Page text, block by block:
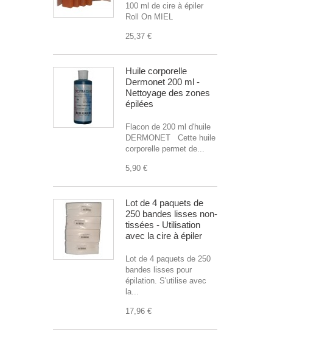
100 ml de cire à épiler
Roll On MIEL
25,37 €
Huile corporelle
Dermonet 200 ml -
Nettoyage des zones
épilées
Flacon de 200 ml d'huile
DERMONET Cette huile
corporelle permet de...
5,90 €
Lot de 4 paquets de
250 bandes lisses non-
tissées - Utilisation
avec la cire à épiler
Lot de 4 paquets de 250
bandes lisses pour
épilation. S'utilise avec
la...
17,96 €